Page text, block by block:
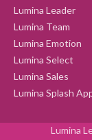
Lumina Leader
Lumina Team
Lumina Emotion
Lumina Select
Lumina Sales
Lumina Splash
Lumina